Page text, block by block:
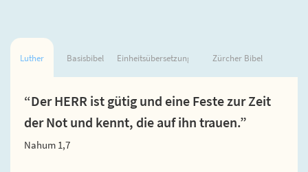
Luther Basisbibel Einheitsübersetzung Zürcher Bibel
“Der HERR ist gütig und eine Feste zur Zeit
der Not und kennt, die auf ihn trauen.”
Nahum 1,7